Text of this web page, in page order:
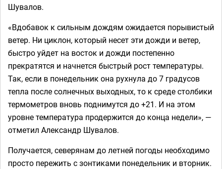
Шувалов.
«Вдобавок к сильным дождям ожидается порывистый
ветер. Ни циклон, который несет эти дожди и ветер,
быстро уйдет на восток и дожди постепенно
прекратятся и начнется быстрый рост температуры.
Так, если в понедельник она рухнула до 7 градусов
тепла после солнечных выходных, то к среде столбики
термометров вновь поднимутся до +21. И на этом
уровне температура продержится до конца недели», —
отметил Александр Шувалов.
Получается, северянам до летней погоды необходимо
просто пережить с зонтиками понедельник и вторник.